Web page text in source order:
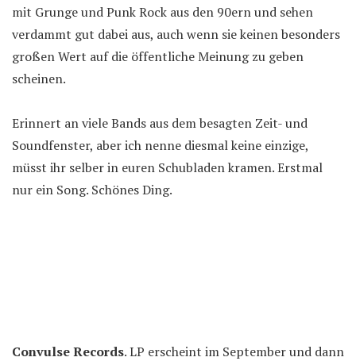
mit Grunge und Punk Rock aus den 90ern und sehen
verdammt gut dabei aus, auch wenn sie keinen besonders
großen Wert auf die öffentliche Meinung zu geben
scheinen.
Erinnert an viele Bands aus dem besagten Zeit- und
Soundfenster, aber ich nenne diesmal keine einzige,
müsst ihr selber in euren Schubladen kramen. Erstmal
nur ein Song. Schönes Ding.
Convulse Records. LP erscheint im September und dann